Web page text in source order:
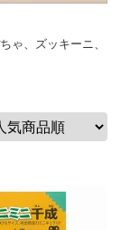
ゃ、ズッキーニ、